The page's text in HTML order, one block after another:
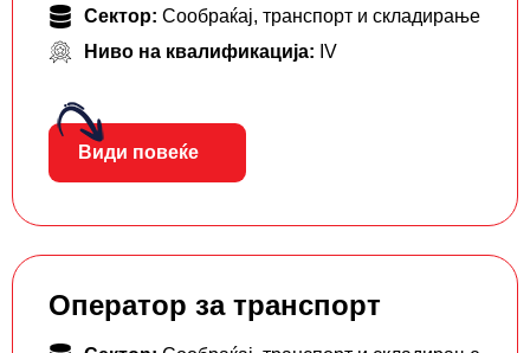
Сектор: Сообраќај, транспорт и складирање
Ниво на квалификација: IV
Види повеќе
Оператор за транспорт